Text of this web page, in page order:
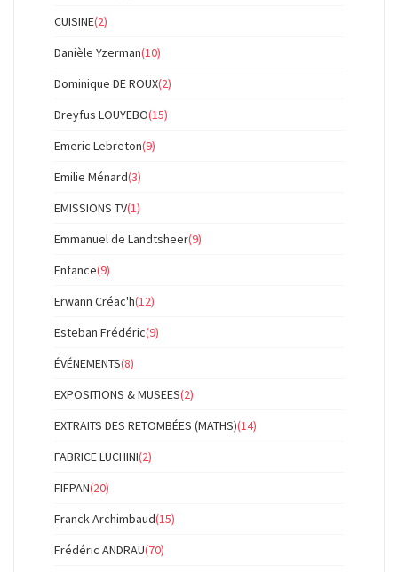
CUISINE(2)
Danièle Yzerman(10)
Dominique DE ROUX(2)
Dreyfus LOUYEBO(15)
Emeric Lebreton(9)
Emilie Ménard(3)
EMISSIONS TV(1)
Emmanuel de Landtsheer(9)
Enfance(9)
Erwann Créac'h(12)
Esteban Frédéric(9)
ÉVÉNEMENTS(8)
EXPOSITIONS & MUSEES(2)
EXTRAITS DES RETOMBÉES (MATHS)(14)
FABRICE LUCHINI(2)
FIFPAN(20)
Franck Archimbaud(15)
Frédéric ANDRAU(70)